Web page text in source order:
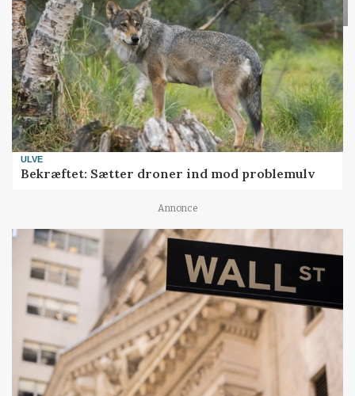
ULVE
Bekræftet: Sætter droner ind mod problemulv
Annonce